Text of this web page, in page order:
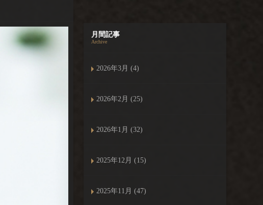
月間記事
Archive
2026年3月 (4)
2026年2月 (25)
2026年1月 (32)
2025年12月 (15)
2025年11月 (47)